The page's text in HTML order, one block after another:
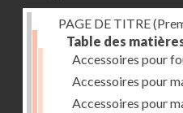
PAGE DE TITRE
Table des
Accessoires pour
Accessoires pour
Accessoires pour